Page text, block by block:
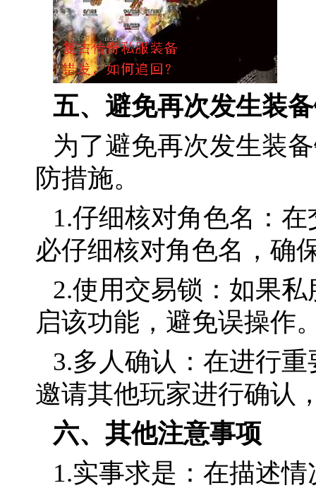
五、避免再次发生装
为了避免再次发生装
防措施。
1.仔细核对角色名：
必仔细核对角色名，确
2.使用交易锁：如果
启该功能，避免误操作
3.多人确认：在进行
邀请其他玩家进行确认
六、其他注意事项
1.实事求是：在描述